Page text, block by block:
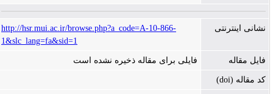
نشانی اینترنتی
http://hsr.mui.ac.ir/browse.php?a_code=A-10-866-
1&slc_lang=fa&sid=1
فایل مقاله فایلی برای مقاله ذخیره نشده است
کد مقاله (doi)